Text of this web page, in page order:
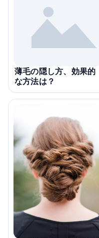
薄毛の隠し方、効果的
な方法は？